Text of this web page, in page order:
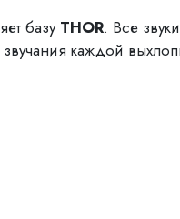
базу THOR. Все
каждой